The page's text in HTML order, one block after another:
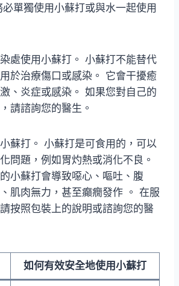
單獨使用小蘇打或與水一起使用
處使用小蘇打。 小蘇打不能替代
於治療傷口或感染。 它會干擾癒
、炎症或感染。 如果您對自己的
請諮詢您的醫生。
蘇打。 小蘇打是可食用的，可以
問題，例如胃灼熱或消化不良。
小蘇打會導致噁心、嘔吐、腹
肌肉無力，甚至癲癇發作 。 在服
按照包裝上的說明或諮詢您的醫
如何有效安全地使用小蘇打